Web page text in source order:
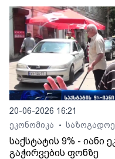
20-06-2026 16:21
ეკონომიკა
•
საქსტატის 9% - იანი
გაჭირვების ფონზე